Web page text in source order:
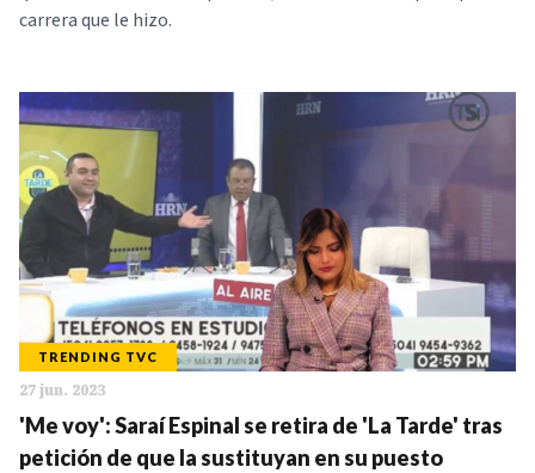
carrera que le hizo.
TRENDING TVC
27 jun. 2023
'Me voy': Saraí Espinal se retira de 'La Tarde' tras
petición de que la sustituyan en su puesto